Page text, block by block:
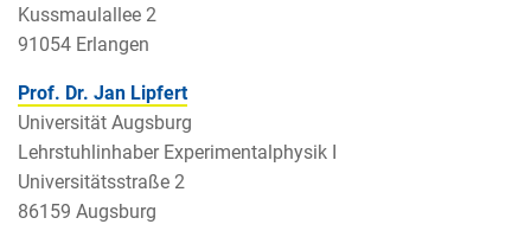
Kussmaulallee 2
91054 Erlangen
Prof. Dr. Jan Lipfert
Universität Augsburg
Lehrstuhlinhaber Experimentalphysik I
Universitätsstraße 2
86159 Augsburg